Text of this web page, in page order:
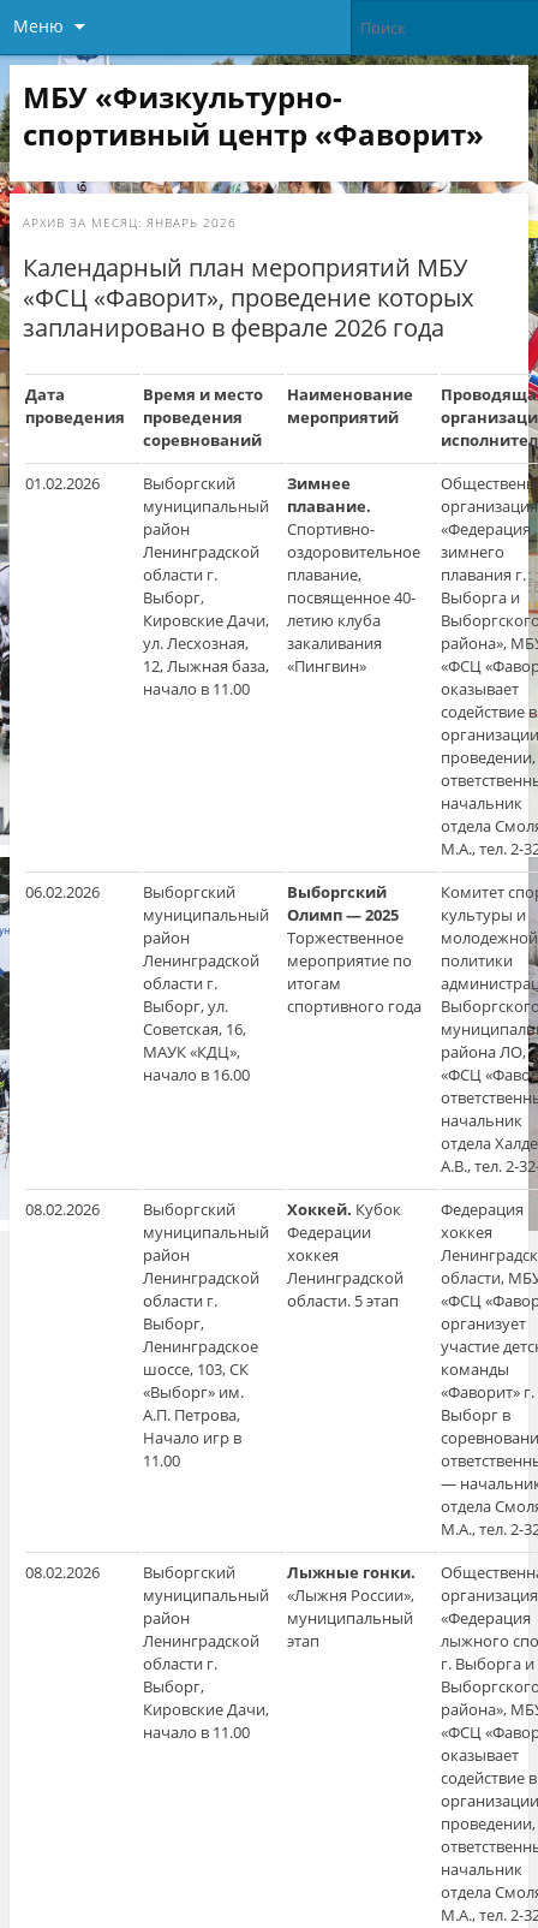
Меню
МБУ «Физкультурно-
спортивный центр «Фаворит»
АРХИВ ЗА МЕСЯЦ: ЯНВАРЬ 2026
Календарный план мероприятий МБУ
«ФСЦ «Фаворит», проведение которых
запланировано в феврале 2026 года
Дата
проведения
Время и место
проведения
соревнований
Наименование
мероприятий
01.02.2026
Выборгский
муниципальный
район
Ленинградской
области г.
Выборг,
Кировские Дачи,
ул. Лесхозная,
12, Лыжная база,
начало в 11.00
Зимнее
плавание.
Спортивно-
оздоровительное
плавание,
посвященное 40-
летию клуба
закаливания
«Пингвин»
организация
«Федерация
зимнего
плавания г.
Выборга и
района»,
«ФСЦ
оказывает
содействие в
проведении,
начальник
отдела
М.А., тел. 2-
06.02.2026
Выборгский
муниципальный
район
Ленинградской
области г.
Выборг, ул.
Советская, 16,
МАУК «КДЦ»,
начало в 16.00
Выборгский
Олимп — 2025
Торжественное
мероприятие по
итогам
спортивного года
Комитет
культуры и
молодежной
политики
района ЛО,
«ФСЦ
начальник
отдела
А.В., тел. 2-
08.02.2026
Выборгский
муниципальный
район
Ленинградской
области г.
Выборг,
Ленинградское
шоссе, 103, СК
«Выборг» им.
А.П. Петрова,
Начало игр в
11.00
Хоккей. Кубок
Федерации
хоккея
Ленинградской
области. 5 этап
Федерация
хоккея
области,
«ФСЦ
организует
участие
команды
«Фаворит» г.
Выборг в
—
отдела
М.А., тел. 2-
08.02.2026
Выборгский
муниципальный
район
Ленинградской
области г.
Выборг,
Кировские Дачи,
начало в 11.00
Лыжные гонки.
«Лыжня России»,
муниципальный
этап
организация
«Федерация
лыжного
г. Выборга и
района»,
«ФСЦ
оказывает
содействие в
проведении,
начальник
отдела
М.А., тел. 2-